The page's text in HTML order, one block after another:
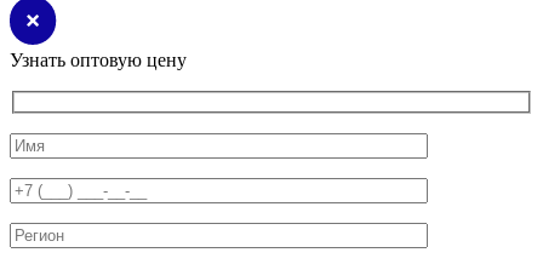
Узнать оптовую цену